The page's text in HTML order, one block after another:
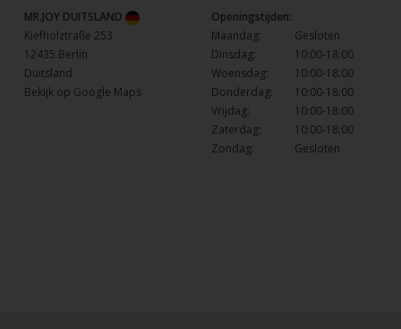
MR.JOY DUITSLAND
Kiefholztraße 253
12435 Berlin
Duitsland
Bekijk op Google Maps
Openingstijden:
Maandag:
Gesloten
Dinsdag:
10:00-18:00
Woensdag:
10:00-18:00
Donderdag:
10:00-18:00
Vrijdag:
10:00-18:00
Zaterdag:
10:00-18:00
Zondag:
Gesloten